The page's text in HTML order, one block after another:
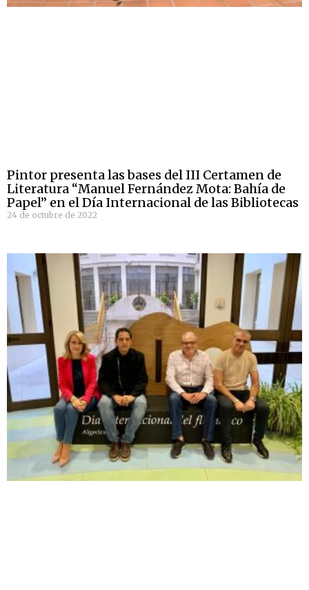
Pintor presenta las bases del III Certamen de
Literatura “Manuel Fernández Mota: Bahía de
Papel” en el Día Internacional de las Bibliotecas
24 de octubre de 2022